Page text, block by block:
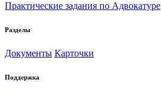
Практические задания по Адвокатуре
Разделы
Документы Карточки
Поддержка